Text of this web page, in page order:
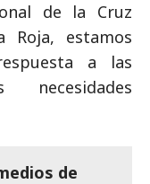
de la Cruz
Roja, estamos
a las
de